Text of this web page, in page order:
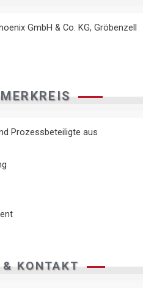
GmbH & Co. KG, Gröbenzell
Prozessbeteiligte aus
KONTAKT